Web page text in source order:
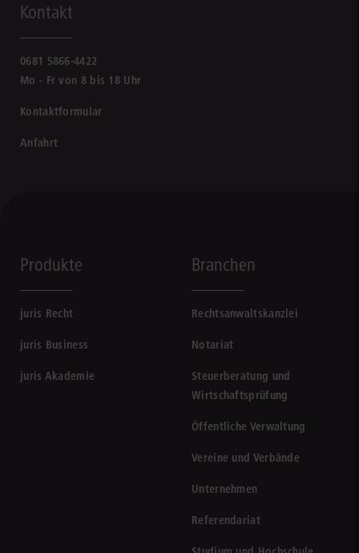
Kontakt
0681 5866-4422
Mo - Fr von 8 bis 18 Uhr
Kontaktformular
Anfahrt
Produkte
juris Recht
juris Business
juris Akademie
Branchen
Rechtsanwaltskanzlei
Notariat
Steuerberatung und
Wirtschaftsprüfung
Öffentliche Verwaltung
Vereine und Verbände
Unternehmen
Referendariat